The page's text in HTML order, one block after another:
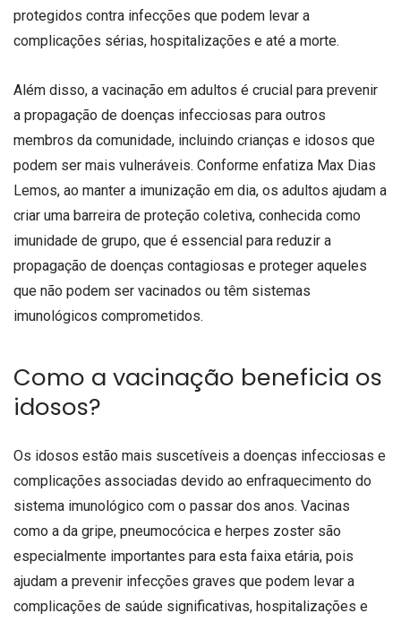
protegidos contra infecções que podem levar a
complicações sérias, hospitalizações e até a morte.
Além disso, a vacinação em adultos é crucial para prevenir
a propagação de doenças infecciosas para outros
membros da comunidade, incluindo crianças e idosos que
podem ser mais vulneráveis. Conforme enfatiza Max Dias
Lemos, ao manter a imunização em dia, os adultos ajudam a
criar uma barreira de proteção coletiva, conhecida como
imunidade de grupo, que é essencial para reduzir a
propagação de doenças contagiosas e proteger aqueles
que não podem ser vacinados ou têm sistemas
imunológicos comprometidos.
Como a vacinação beneficia os
idosos?
Os idosos estão mais suscetíveis a doenças infecciosas e
complicações associadas devido ao enfraquecimento do
sistema imunológico com o passar dos anos. Vacinas
como a da gripe, pneumocócica e herpes zoster são
especialmente importantes para esta faixa etária, pois
ajudam a prevenir infecções graves que podem levar a
complicações de saúde significativas, hospitalizações e